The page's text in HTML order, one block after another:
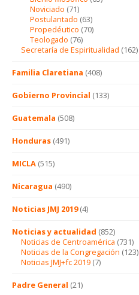
Noviciado (71)
Postulantado (63)
Propedéutico (70)
Teologado (76)
Secretaría de Espiritualidad (162)
Familia Claretiana (408)
Gobierno Provincial (133)
Guatemala (508)
Honduras (491)
MICLA (515)
Nicaragua (490)
Noticias JMJ 2019(4)
Noticias y actualidad (852)
Noticias de Centroamérica (731)
Noticias de la Congregación (123)
Noticias JMJ+fc 2019 (7)
Padre General (21)